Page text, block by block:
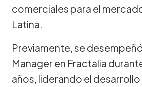
comerciales para el
Latina.
Previamente, se
Manager en Fractalia
años, liderando el